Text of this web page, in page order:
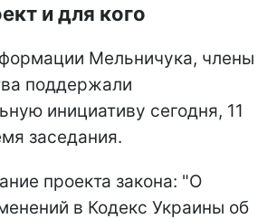
и для кого
Мельничука, члены
поддержали
инициативу сегодня, 11
заседания.
проекта закона: "О
в Кодекс Украины об